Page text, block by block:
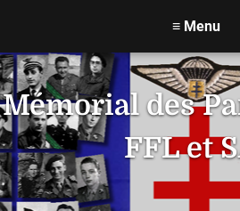
Mémorial des
FFL et
≡ Menu